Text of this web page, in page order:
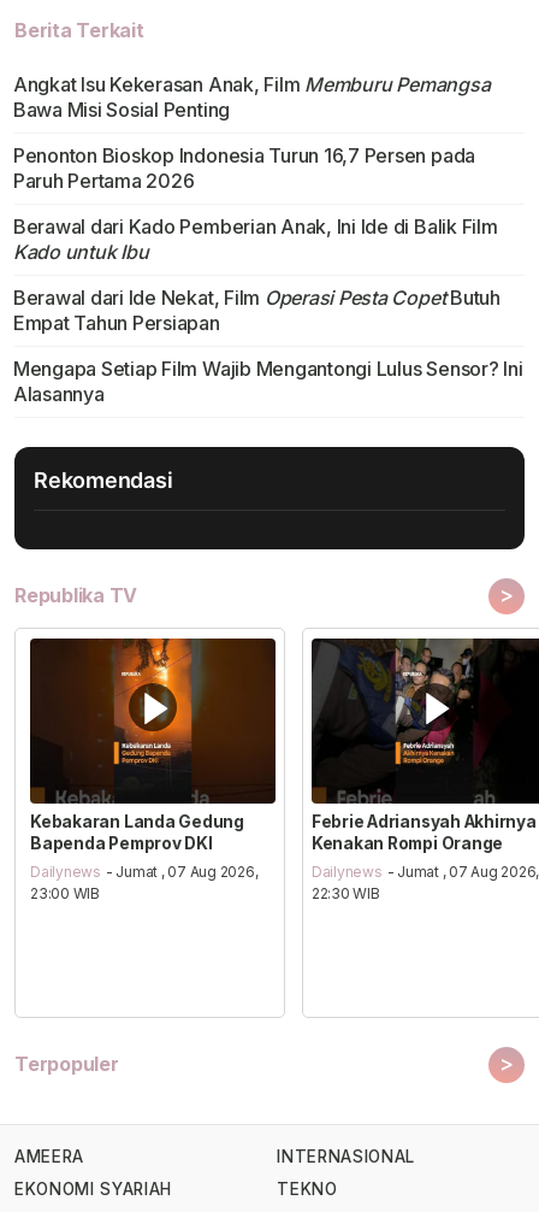
Berita Terkait
Angkat Isu Kekerasan Anak, Film Memburu Pemangsa
Bawa Misi Sosial Penting
Penonton Bioskop Indonesia Turun 16,7 Persen pada
Paruh Pertama 2026
Berawal dari Kado Pemberian Anak, Ini Ide di Balik Film
Kado untuk Ibu
Berawal dari Ide Nekat, Film Operasi Pesta CopetButuh
Empat Tahun Persiapan
Mengapa Setiap Film Wajib Mengantongi Lulus Sensor? Ini
Alasannya
Rekomendasi
Republika TV >
Kebakaran Landa Gedung
Bapenda Pemprov DKI
Dailynews - Jumat , 07 Aug 2026,
23:00 WIB
Febrie Adriansyah Akhirnya
Kenakan Rompi Orange
Dailynews - Jumat , 07 Aug 2026,
22:30 WIB
Terpopuler >
AMEERA
EKONOMI SYARIAH
INTERNASIONAL
TEKNO